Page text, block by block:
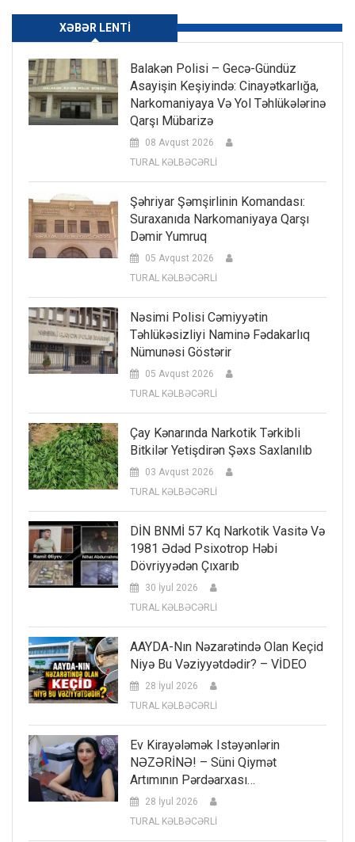
XƏBƏR LENTI
Balakən Polisi – Gecə-Gündüz
Asayişin Keşiyində: Cinayətkarlığa,
Narkomaniyaya Və Yol Təhlükələrinə
Qarşı Mübarizə
08 Avqust 2026
TURAL KƏLBƏCƏRLİ
Şəhriyar Şəmşirlinin Komandası:
Suraxanıda Narkomaniyaya Qarşı
Dəmir Yumruq
05 Avqust 2026
TURAL KƏLBƏCƏRLİ
Nəsimi Polisi Cəmiyyətin
Təhlükəsizliyi Naminə Fədakarlıq
Nümunəsi Göstərir
05 Avqust 2026
TURAL KƏLBƏCƏRLİ
Çay Kənarında Narkotik Tərkibli
Bitkilər Yetişdirən Şəxs Saxlanılıb
03 Avqust 2026
TURAL KƏLBƏCƏRLİ
DİN BNMİ 57 Kq Narkotik Vasitə Və
1981 Ədəd Psixotrop Həbi
Dövriyyədən Çıxarıb
30 İyul 2026
TURAL KƏLBƏCƏRLİ
AAYDA-Nın Nəzarətində Olan Keçid
Niyə Bu Vəziyyətdədir? – VİDEO
28 İyul 2026
TURAL KƏLBƏCƏRLİ
Ev Kirayələmək Istəyənlərin
NƏZƏRİNƏ! – Süni Qiymət
Artımının Pərdəarxası…
28 İyul 2026
TURAL KƏLBƏCƏRLİ